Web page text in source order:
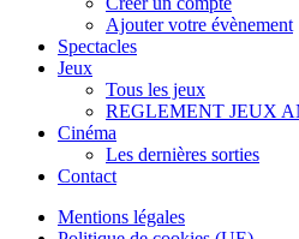
Ajouter votre évènement
Spectacles
Jeux
Tous les jeux
REGLEMENT JEUX
Cinéma
Les dernières sorties
Contact
Mentions légales